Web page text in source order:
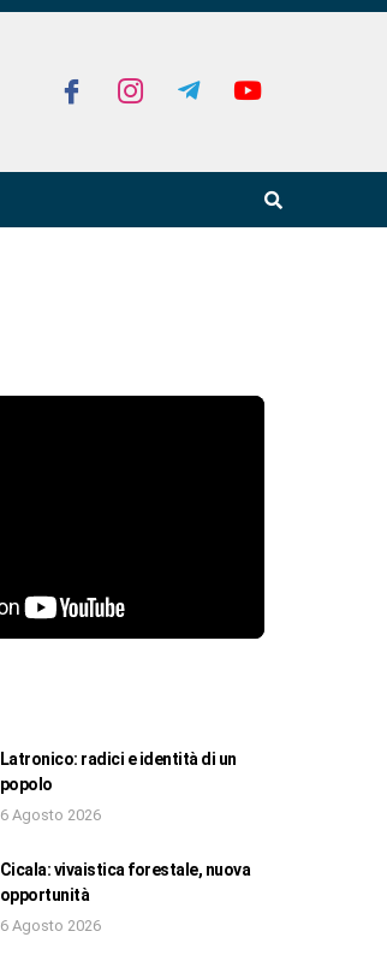
Latronico: radici e identità di un
popolo
6 Agosto 2026
Cicala: vivaistica forestale, nuova
opportunità
6 Agosto 2026